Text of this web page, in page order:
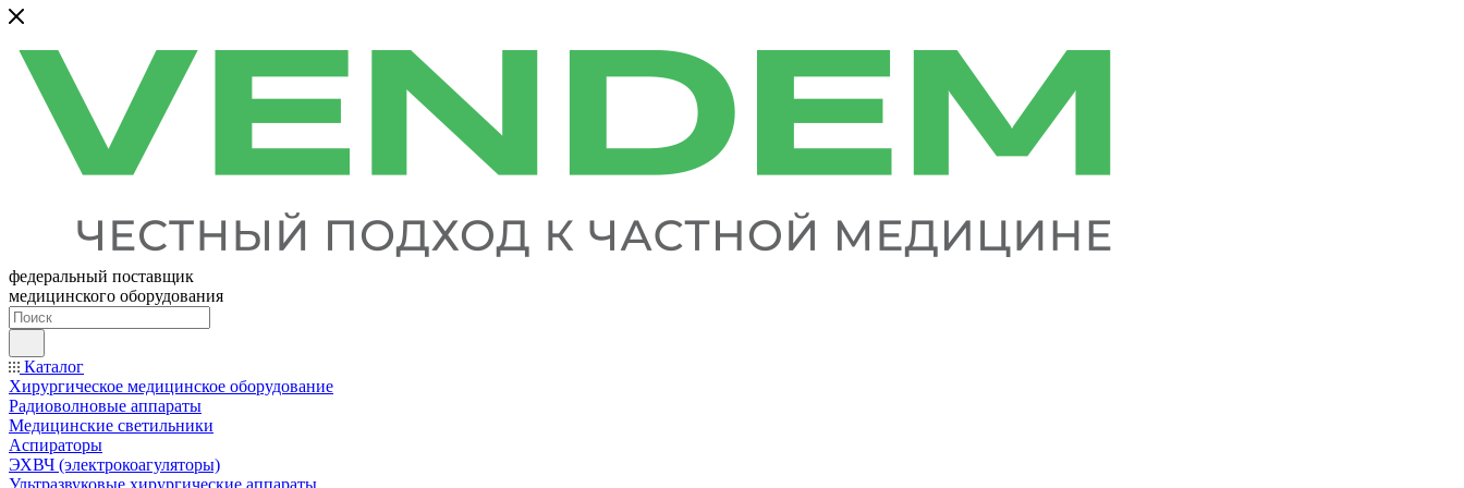
федеральный поставщик
медицинского оборудования
Каталог
Хирургическое медицинское оборудование
Радиоволновые аппараты
Медицинские светильники
Аспираторы
ЭХВЧ (электрокоагуляторы)
Ультразвуковые хирургические аппараты